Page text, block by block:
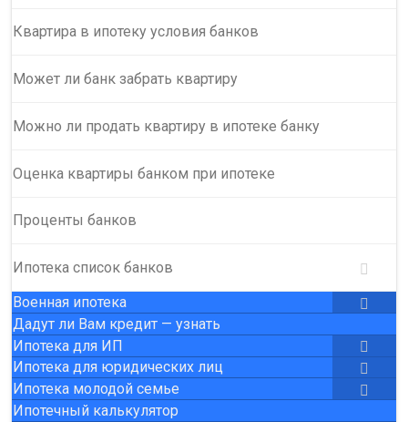
Квартира в ипотеку условия банков
Может ли банк забрать квартиру
Можно ли продать квартиру в ипотеке банку
Оценка квартиры банком при ипотеке
Проценты банков
Ипотека список банков
Военная ипотека
Дадут ли Вам кредит — узнать
Ипотека для ИП
Ипотека для юридических лиц
Ипотека молодой семье
Ипотечный калькулятор